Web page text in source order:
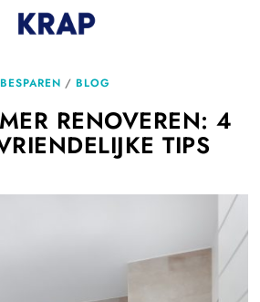
BESPAREN / BLOG
RENOVEREN: 4
TIPS